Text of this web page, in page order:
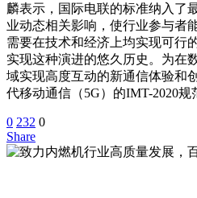
麟表示，国际电联的标准纳入了
业动态相关影响，使行业参与者
需要在技术和经济上均实现可行
实现这种演进的悠久历史。为在
域实现高度互动的新通信体验和
代移动通信（5G）的IMT-2020
0 232 0
Share